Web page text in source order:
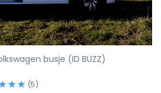
busje (ID BUZZ)
(5)